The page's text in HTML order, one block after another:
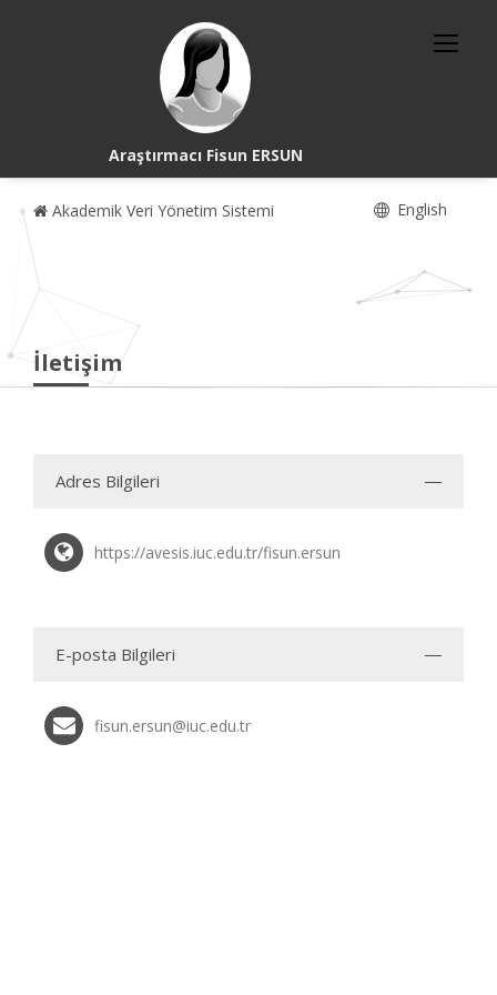
Araştırmacı Fisun ERSUN
Akademik Veri Yönetim Sistemi English
İletişim
Adres Bilgileri
https://avesis.iuc.edu.tr/fisun.ersun
E-posta Bilgileri
fisun.ersun@iuc.edu.tr